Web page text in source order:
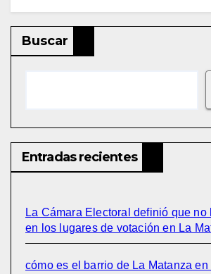
Buscar
Entradas recientes
La Cámara Electoral definió que no
en los lugares de votación en La
cómo es el barrio de La Matanza